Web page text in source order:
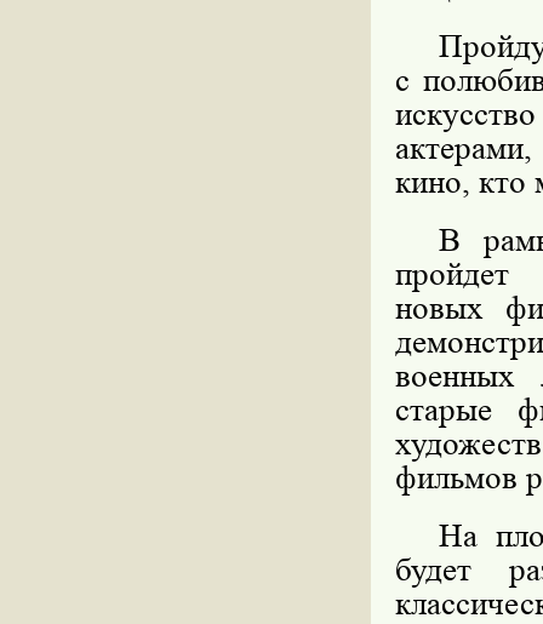
с
кино, кто
В
пройдет
новых
военных
старые
фильмов
На
будет